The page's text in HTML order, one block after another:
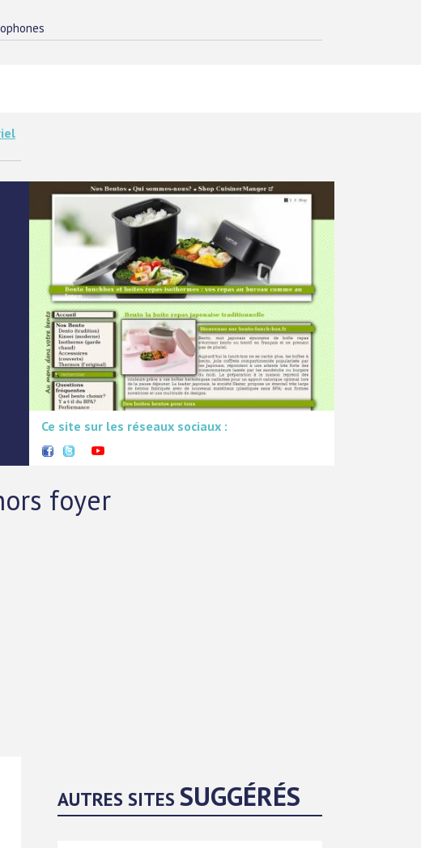
Ce site sur les réseaux sociaux :
foyer
AUTRES SITESSUGGÉRÉS